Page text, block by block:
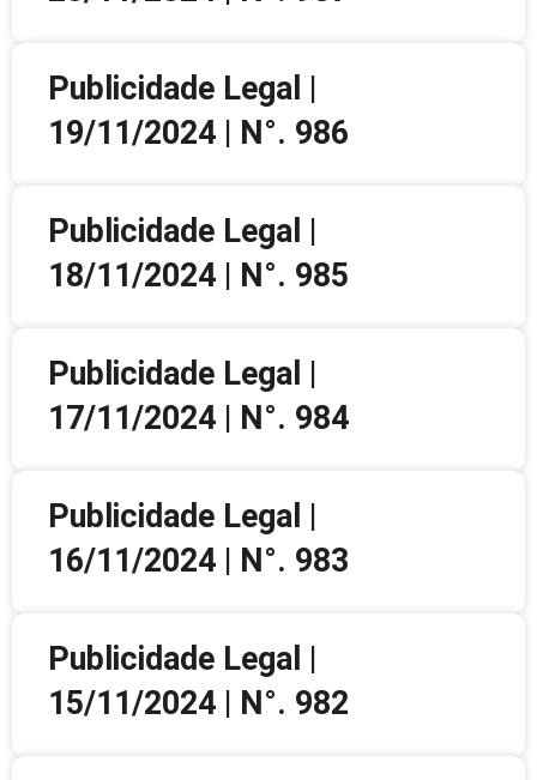
Publicidade Legal |
19/11/2024 | N°. 986
Publicidade Legal |
18/11/2024 | N°. 985
Publicidade Legal |
17/11/2024 | N°. 984
Publicidade Legal |
16/11/2024 | N°. 983
Publicidade Legal |
15/11/2024 | N°. 982